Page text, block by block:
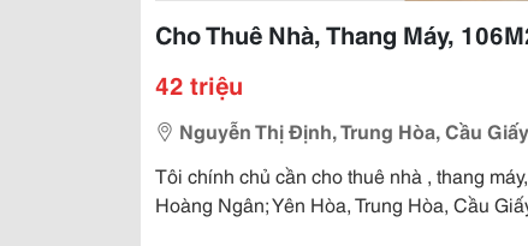
Cho Thuê Nhà, Thang Máy,
42 triệu
Nguyễn Thị Định, Trung Hòa, Cầu Giấy
Tôi chính chủ cần cho thuê nhà , thang
Hoàng Ngân; Yên Hòa, Trung Hòa, Cầu